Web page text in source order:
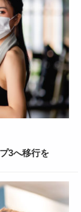
3へ移行を